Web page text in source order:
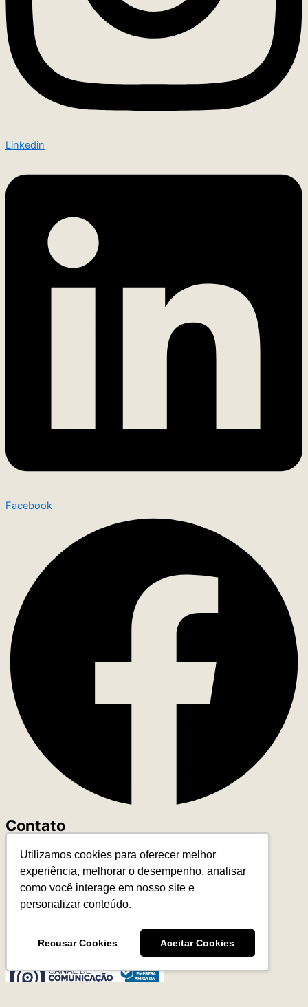
Utilizamos cookies para oferecer melhor
experiência, melhorar o desempenho, analisar
como você interage em nosso site e
personalizar conteúdo.
Recusar Cookies Aceitar Cookies
Linkedin
Facebook
Contato
+55 (11) 93327-4818
contato@leadereduca.com.br
Rua Paes Leme, 215 – Ed. Thera Faria Lima